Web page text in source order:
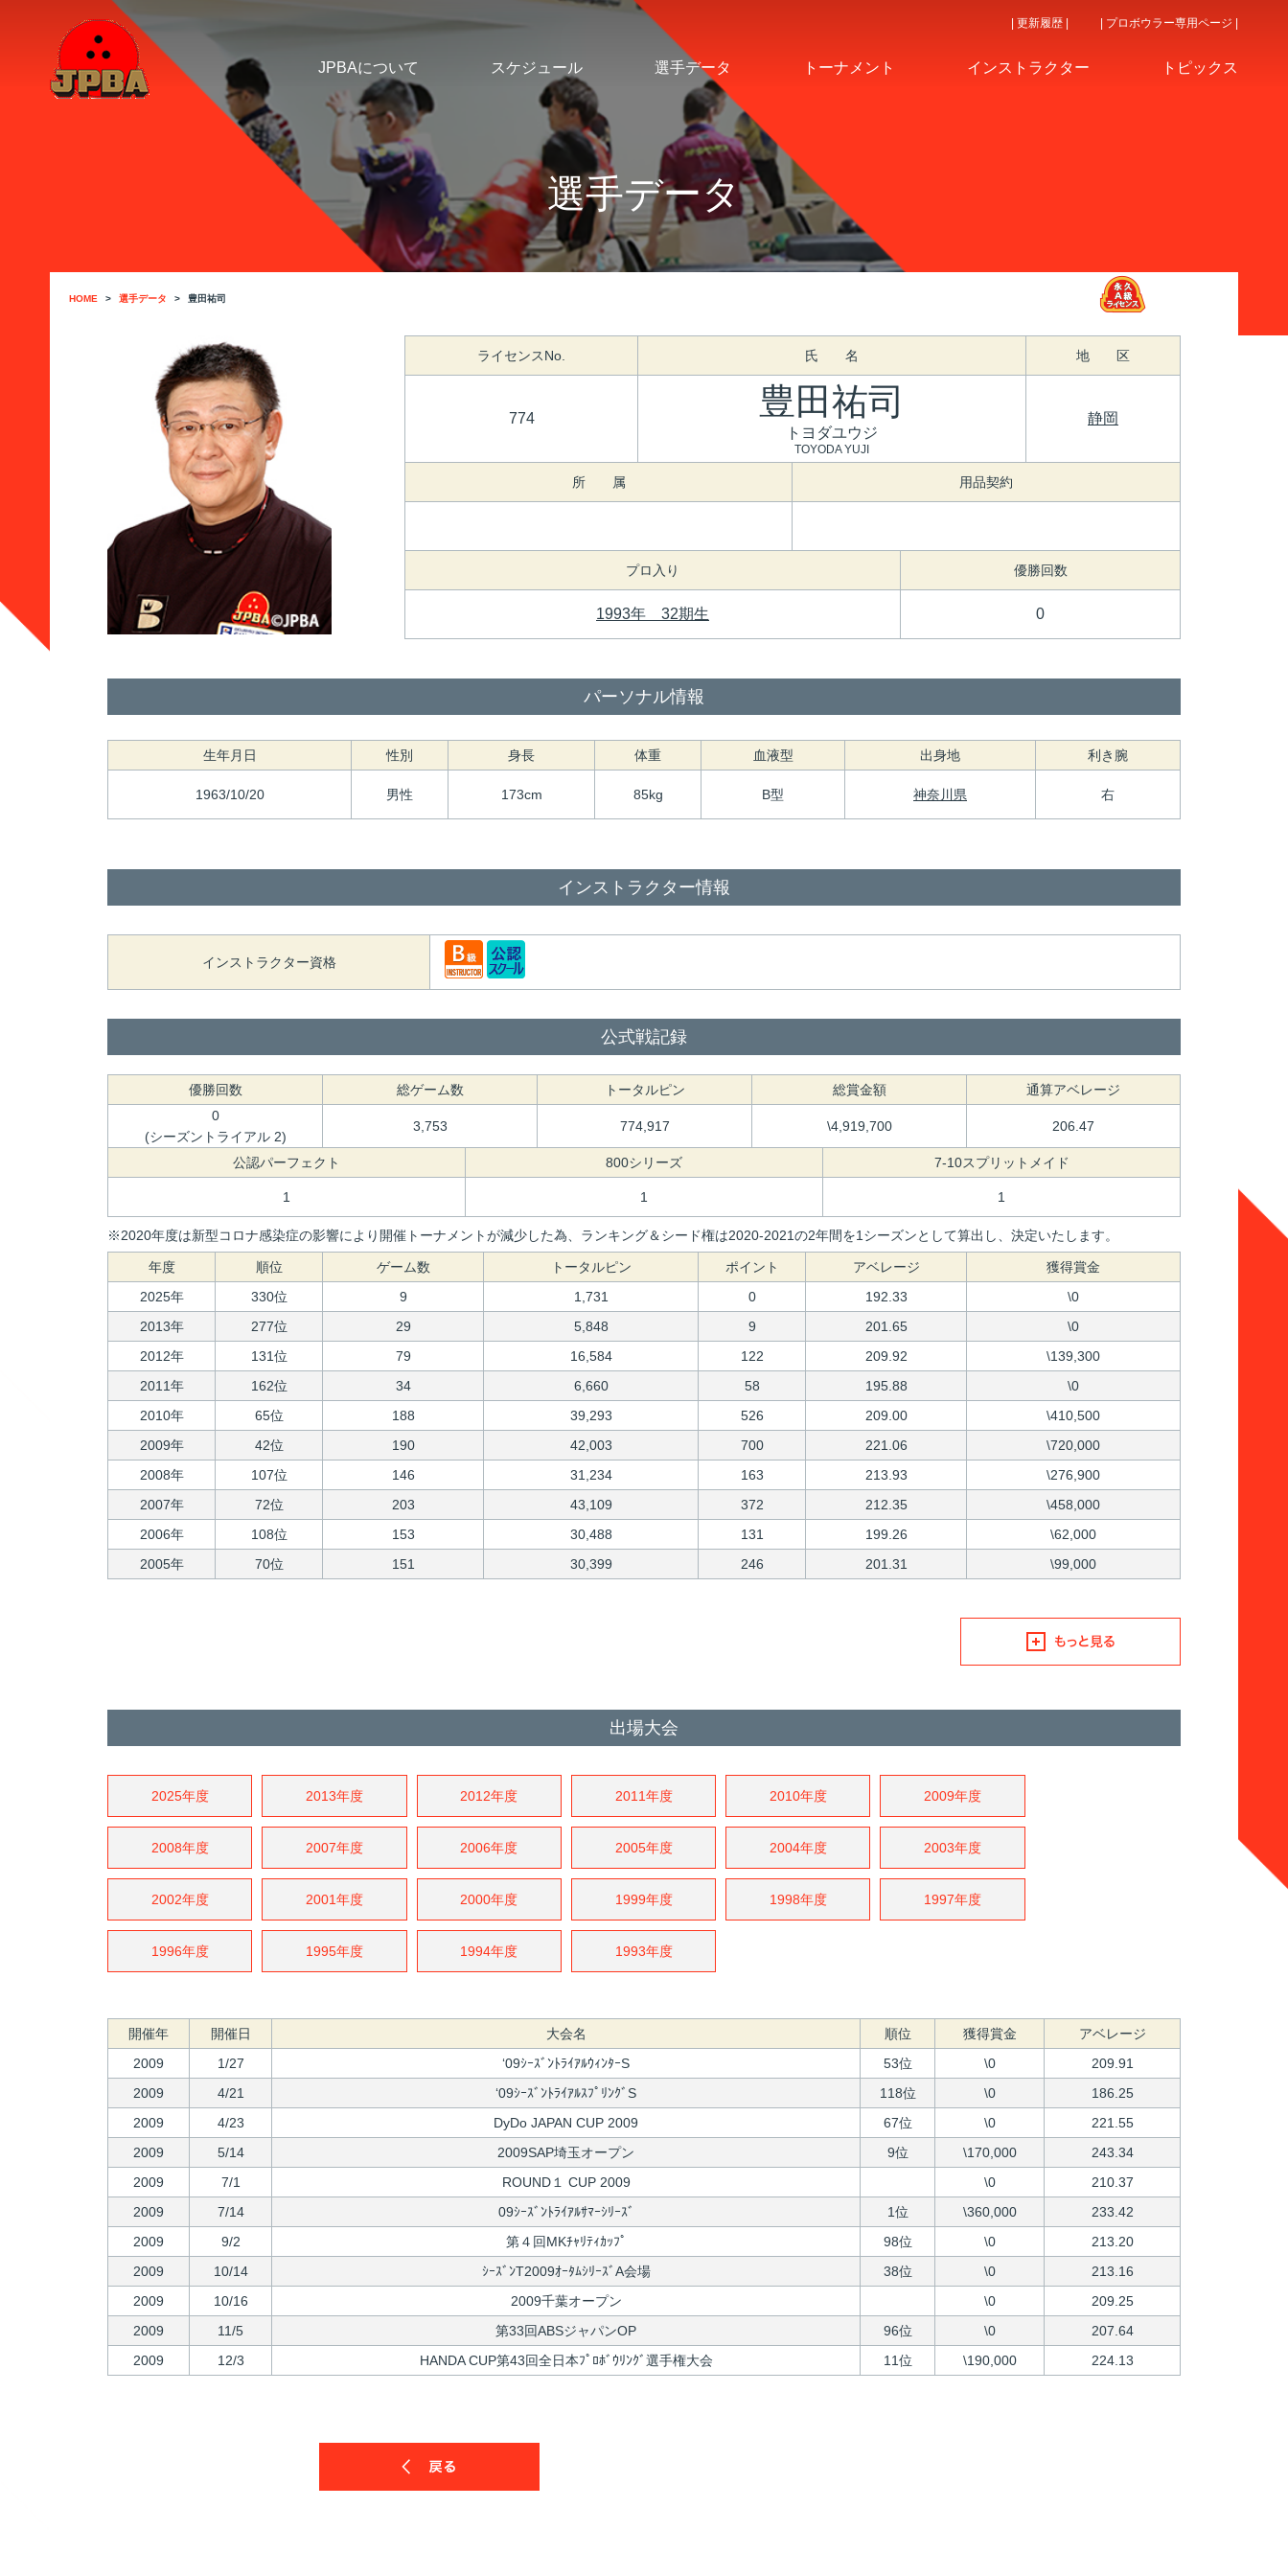
JPBAについて スケジュール 選手データ トーナメント インストラクター トピックス
| 更新履歴 | | プロボウラー専用ページ |
選手データ
HOME 選手データ 豊田祐司
ライセンスNo. 氏 名 地 区
774 豊田祐司
トヨダユウジ
TOYODA YUJI
静岡
所 属 用品契約
プロ入り 優勝回数
1993年 32期生 0
パーソナル情報
生年月日 性別 身長 体重 血液型 出身地 利き腕
1963/10/20 男性 173cm 85kg B型 神奈川県 右
インストラクター情報
インストラクター資格
公式戦記録
優勝回数 総ゲーム数 トータルピン 総賞金額
通算アベレージ
0
(シーズントライアル 2)
3,753 774,917 \4,919,700 206.47
公認パーフェクト 800シリーズ 7-10スプリットメイド
1 1 1
※2020年度は新型コロナ感染症の影響により開催トーナメントが減少した為、ランキング＆シード権は2020-2021の2年間を1シーズンとして算出し、決定いたします。
年度 順位 ゲーム数 トータルピン ポイント アベレージ
獲得賞金
2025年
330位 9 1,731 0 192.33
\0
2013年
277位 29 5,848 9 201.65
\0
2012年
131位 79 16,584 122 209.92
\139,300
2011年
162位 34 6,660 58 195.88
\0
2010年
65位 188 39,293 526 209.00
\410,500
2009年
42位 190 42,003 700 221.06
\720,000
2008年
107位 146 31,234 163 213.93
\276,900
2007年
72位 203 43,109 372 212.35
\458,000
2006年
108位 153 30,488 131 199.26
\62,000
2005年
70位 151 30,399 246 201.31 \99,000
出場大会
2025年度 2013年度 2012年度 2011年度 2010年度 2009年度
2008年度 2007年度 2006年度 2005年度 2004年度 2003年度
2002年度 2001年度 2000年度 1999年度 1998年度 1997年度
1996年度 1995年度 1994年度 1993年度
開催年 開催日 大会名 順位 獲得賞金
アベレージ
2009
1/27 ‘09ｼｰｽﾞﾝﾄﾗｲｱﾙｳｨﾝﾀｰS 53位 \0
209.91
2009
4/21 ‘09ｼｰｽﾞﾝﾄﾗｲｱﾙｽﾌﾟﾘﾝｸﾞS 118位 \0
186.25
2009
4/23 DyDo JAPAN CUP 2009 67位 \0
221.55
2009
5/14 2009SAP埼玉オープン 9位 \170,000
243.34
2009
7/1 ROUND１ CUP 2009 \0
210.37
2009
7/14 09ｼｰｽﾞﾝﾄﾗｲｱﾙｻﾏｰｼﾘｰｽﾞ 1位 \360,000
233.42
2009
9/2 第４回MKﾁｬﾘﾃｨｶｯﾌﾟ 98位 \0
213.20
2009
10/14 ｼｰｽﾞﾝT2009ｵｰﾀﾑｼﾘｰｽﾞA会場 38位 \0
213.16
2009
10/16 2009千葉オープン \0
209.25
2009
11/5 第33回ABSジャパンOP 96位 \0
207.64
2009
12/3 HANDA CUP第43回全日本ﾌﾟﾛﾎﾞｳﾘﾝｸﾞ選手権大会 11位 \190,000 224.13